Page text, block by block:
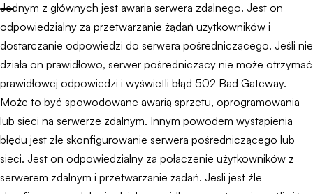
Jednym z głównych jest awaria serwera zdalnego. Jest on
odpowiedzialny za przetwarzanie żądań użytkowników i
dostarczanie odpowiedzi do serwera pośredniczącego. Jeśli nie
działa on prawidłowo, serwer pośredniczący nie może otrzymać
prawidłowej odpowiedzi i wyświetli błąd 502 Bad Gateway.
Może to być spowodowane awarią sprzętu, oprogramowania
lub sieci na serwerze zdalnym. Innym powodem wystąpienia
błędu jest złe skonfigurowanie serwera pośredniczącego lub
sieci. Jest on odpowiedzialny za połączenie użytkowników z
serwerem zdalnym i przetwarzanie żądań. Jeśli jest źle